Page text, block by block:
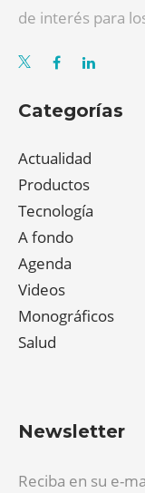
de interés para
Categorías
Actualidad
Productos
Tecnología
A fondo
Agenda
Videos
Monográficos
Salud
Newsletter
Reciba en su e-